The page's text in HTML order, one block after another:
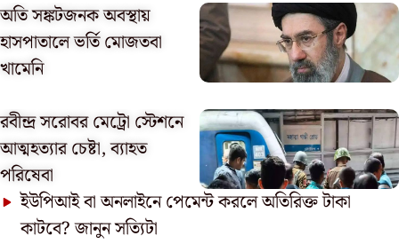
অতি সঙ্কটজনক অবস্থায়
হাসপাতালে ভর্তি মোজতবা
খামেনি
রবীন্দ্র সরোবর মেট্রো স্টেশনে
আত্মহত্যার চেষ্টা, ব্যাহত
পরিষেবা
ইউপিআই বা অনলাইনে পেমেন্ট করলে অতিরিক্ত টাকা
কাটবে? জানুন সত্যিটা